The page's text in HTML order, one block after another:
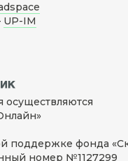
UP-IM
осуществляются
поддержке фонда
номер №1127299